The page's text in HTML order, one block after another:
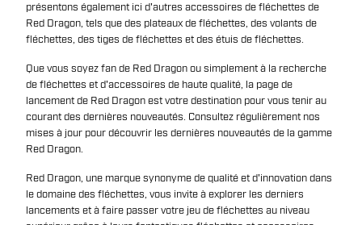
présentons également ici d'autres accessoires de fléchettes de
Red Dragon, tels que des plateaux de fléchettes, des volants de
fléchettes, des tiges de fléchettes et des étuis de fléchettes.
Que vous soyez fan de Red Dragon ou simplement à la recherche
de fléchettes et d'accessoires de haute qualité, la page de
lancement de Red Dragon est votre destination pour vous tenir au
courant des dernières nouveautés. Consultez régulièrement nos
mises à jour pour découvrir les dernières nouveautés de la gamme
Red Dragon.
Red Dragon, une marque synonyme de qualité et d'innovation dans
le domaine des fléchettes, vous invite à explorer les derniers
lancements et à faire passer votre jeu de fléchettes au niveau